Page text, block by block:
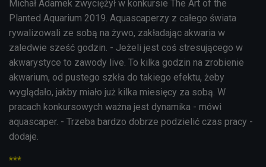
Michał Adamek zwyciężył w konkursie The Art of the
Planted Aquarium 2019. Aquascaperzy z całego świata
rywalizowali ze sobą na żywo, zakładając akwaria w
zaledwie sześć godzin. - Jeżeli jest coś stresującego w
akwarystyce to zawody live. To kilka godzin na zrobienie
akwarium, od pustego szkła do takiego efektu, żeby
wyglądało, jakby miało już kilka miesięcy za sobą. W
pracach konkursowych ważna jest dynamika - mówi
aquascaper. - Trzeba bardzo dobrze podzielić czas pracy -
dodaje.
***